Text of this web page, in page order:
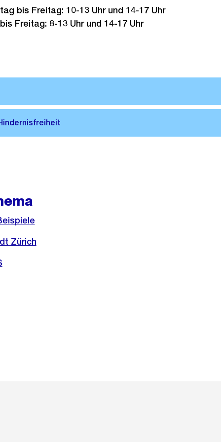
bis Freitag: 10-13 Uhr und 14-17 Uhr
Freitag: 8-13 Uhr und 14-17 Uhr
Zürich